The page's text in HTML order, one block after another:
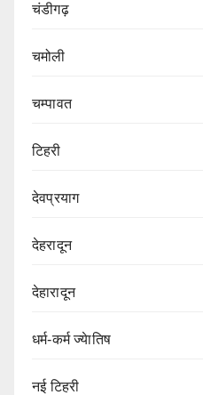
चंडीगढ़
चमोली
चम्पावत
टिहरी
देवप्रयाग
देहरादून
देहारादून
धर्म-कर्म ज्येातिष
नई टिहरी